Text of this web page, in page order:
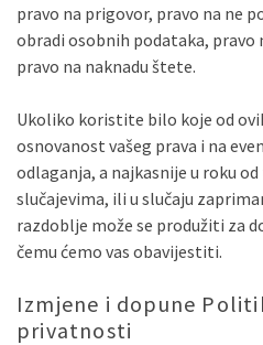
pravo na prigovor, pravo na ne
obradi osobnih podataka,
pravo na naknadu štete.
Ukoliko koristite bilo koje od
osnovanost vašeg prava i na
odlaganja, a najkasnije u roku
slučajevima, ili u slučaju
razdoblje može se produžiti za
čemu ćemo vas obavijestiti.
Izmjene i dopune
privatnosti